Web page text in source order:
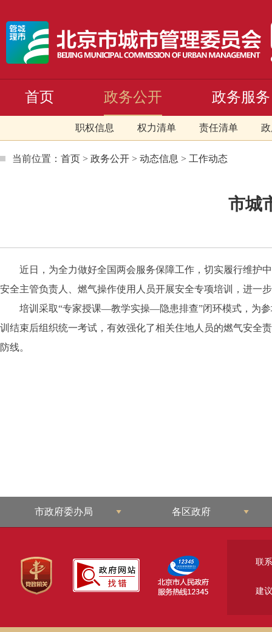
首页 政务公开
职权信息 权力清单 责任清单
政务服务
当前位置： 首页 > 政务公开 > 动态信息 > 工作动态
市城
近日，为全力做好全国两会服务保障工作，切实履行维护
安全主管负责人、燃气操作使用人员开展安全专项培训，进一
培训采取“专家授课—教学实操—隐患排查”闭环模式，为
训结束后组织统一考试，有效强化了相关住地人员的燃气安全
防线。
市政府委办局 各区政府
联
建